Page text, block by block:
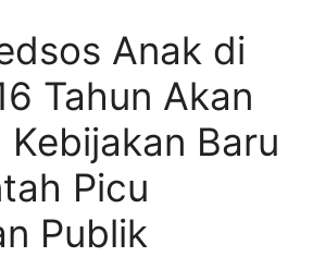
Anak di
Tahun Akan
Kebijakan Baru
Picu
Publik